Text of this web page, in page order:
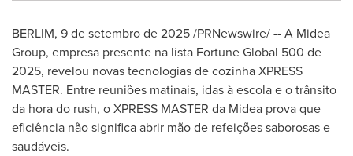
BERLIM, 9 de setembro de 2025/PRNewswire/ -- A Midea
Group, empresa presente na lista Fortune Global 500 de
2025, revelou novas tecnologias de cozinhaXPRESS
MASTER. Entre reuniões matinais, idas à escola e o trânsito
da hora do rush, o XPRESS MASTER da Midea prova que
eficiência não significa abrir mão de refeições saborosas e
saudáveis.